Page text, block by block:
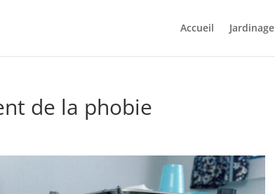
Accueil Jardinage
de la phobie